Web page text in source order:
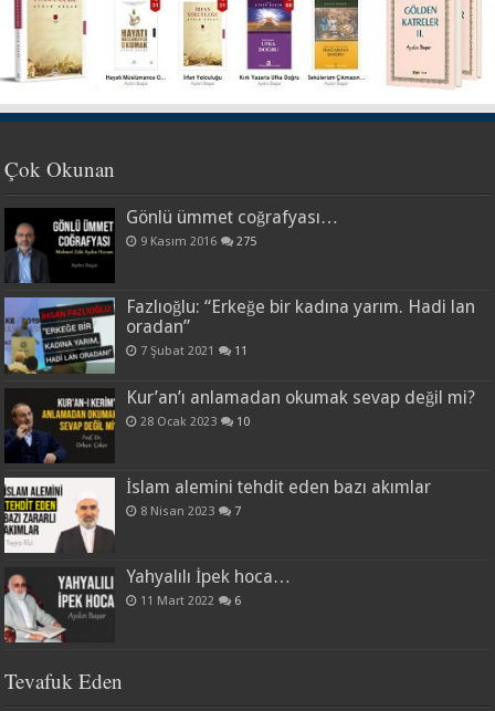
Çok Okunan
Gönlü ümmet coğrafyası…
9 Kasım 2016 275
Fazlıoğlu: “Erkeğe bir kadına yarım. Hadi lan
oradan”
7 Şubat 2021 11
Kur’an’ı anlamadan okumak sevap değil mi?
28 Ocak 2023 10
İslam alemini tehdit eden bazı akımlar
8 Nisan 2023 7
Yahyalılı İpek hoca…
11 Mart 2022 6
Tevafuk Eden